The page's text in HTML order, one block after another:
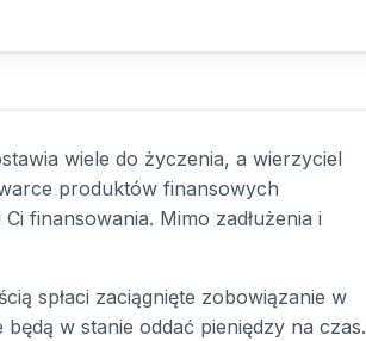
wiele do życzenia, a wierzyciel
produktów finansowych
finansowania. Mimo zadłużenia i
spłaci zaciągnięte zobowiązanie w
w stanie oddać pieniędzy na czas.